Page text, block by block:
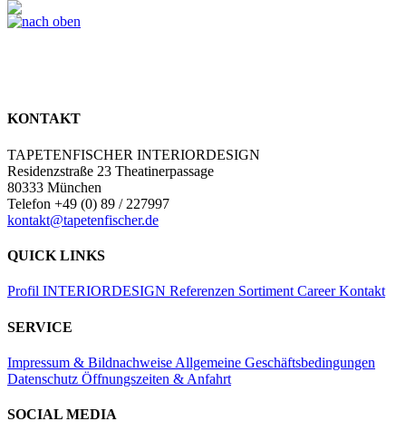
KONTAKT
TAPETENFISCHER INTERIORDESIGN
Residenzstraße 23 Theatinerpassage
80333 München
Telefon +49 (0) 89 / 227997
kontakt@tapetenfischer.de
QUICK LINKS
Profil INTERIORDESIGN Referenzen Sortiment CareerKontakt
SERVICE
Impressum & Bildnachweise Allgemeine Geschäftsbedingungen
Datenschutz Öffnungszeiten & Anfahrt
SOCIAL MEDIA